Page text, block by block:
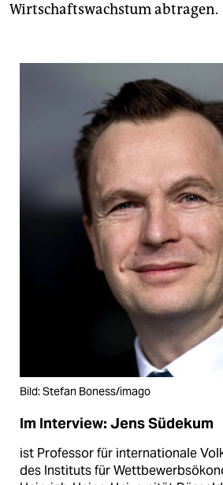
Wirtschaftswachstum abtragen.
Bild: Stefan Boness/imago
Im Interview: Jens Südekum
ist Professor für internationale
des Instituts für